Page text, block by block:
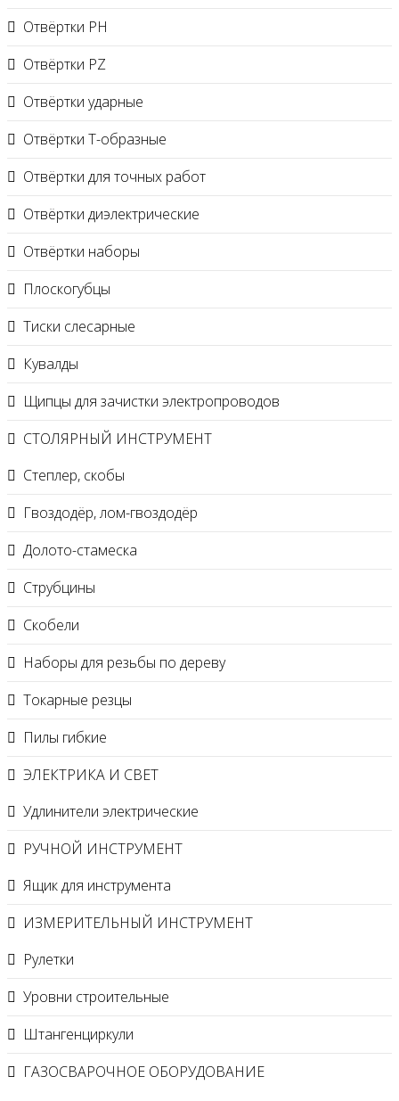
Отвёртки PH
Отвёртки PZ
Отвёртки ударные
Отвёртки Т-образные
Отвёртки для точных работ
Отвёртки диэлектрические
Отвёртки наборы
Плоскогубцы
Тиски слесарные
Кувалды
Щипцы для зачистки электропроводов
СТОЛЯРНЫЙ ИНСТРУМЕНТ
Степлер, скобы
Гвоздодёр, лом-гвоздодёр
Долото-стамеска
Струбцины
Скобели
Наборы для резьбы по дереву
Токарные резцы
Пилы гибкие
ЭЛЕКТРИКА И СВЕТ
Удлинители электрические
РУЧНОЙ ИНСТРУМЕНТ
Ящик для инструмента
ИЗМЕРИТЕЛЬНЫЙ ИНСТРУМЕНТ
Рулетки
Уровни строительные
Штангенциркули
ГАЗОСВАРОЧНОЕ ОБОРУДОВАНИЕ